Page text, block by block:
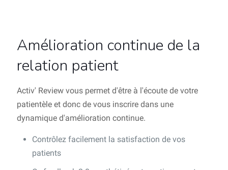
Amélioration continue de la
relation patient
Activ' Review vous permet d'être à l'écoute de votre
patientèle et donc de vous inscrire dans une
dynamique d'amélioration continue.
Contrôlez facilement la satisfaction de vos
patients